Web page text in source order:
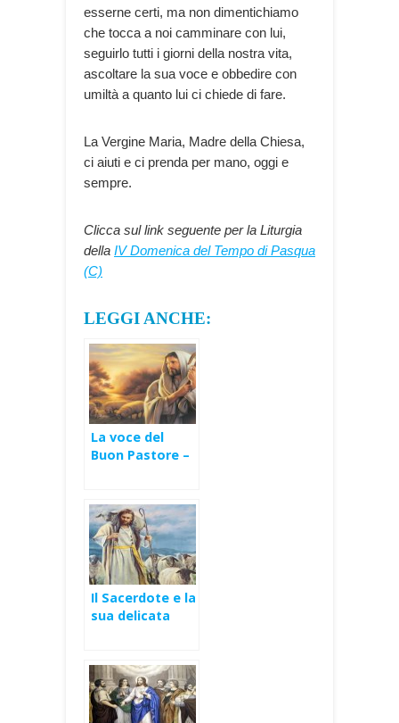
esserne certi, ma non dimentichiamo
che tocca a noi camminare con lui,
seguirlo tutti i giorni della nostra vita,
ascoltare la sua voce e obbedire con
umiltà a quanto lui ci chiede di fare.
La Vergine Maria, Madre della Chiesa,
ci aiuti e ci prenda per mano, oggi e
sempre.
Clicca sul link seguente per la Liturgia
della IV Domenica del Tempo di Pasqua
(C)
LEGGI ANCHE:
La voce del
Buon Pastore –
10)
Il Sacerdote e la
sua delicata
Pasqua (B)